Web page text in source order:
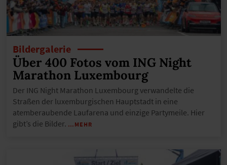
Bildergalerie
Über 400 Fotos vom ING Night
Marathon Luxembourg
Der ING Night Marathon Luxembourg verwandelte die
Straßen der luxemburgischen Hauptstadt in eine
atemberaubende Laufarena und einzige Partymeile. Hier
gibt’s die Bilder. …MEHR